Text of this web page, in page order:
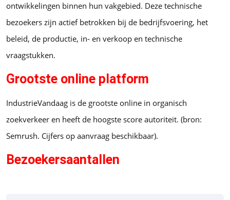
ontwikkelingen binnen hun vakgebied. Deze technische
bezoekers zijn actief betrokken bij de bedrijfsvoering, het
beleid, de productie, in- en verkoop en technische
vraagstukken.
Grootste online platform
IndustrieVandaag is de grootste online in organisch
zoekverkeer en heeft de hoogste score autoriteit. (bron:
Semrush. Cijfers op aanvraag beschikbaar).
Bezoekersaantallen